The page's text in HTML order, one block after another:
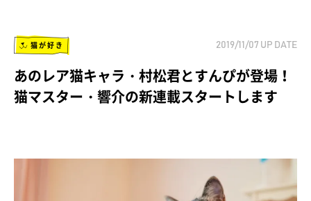
猫が好き 2019/11/07 UP DATE
あのレア猫キャラ・村松君とすんぴが登場！
猫マスター・響介の新連載スタートします